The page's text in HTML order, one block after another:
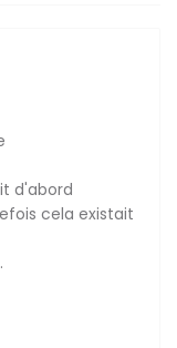
d'abord
cela existait